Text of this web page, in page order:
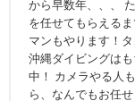
から早数年、、、
を任せてもらえる
マンもやります！
沖縄ダイビングは
中！ カメラやる人
ら、なんでもお任